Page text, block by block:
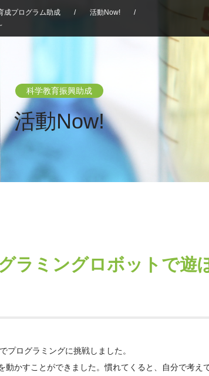
成プログラム助成 / 活動Now!
/
科学教育振興助成
活動Now!
ラミングロボットで遊
ログラミングに挑戦しました。
かすことができました。慣れてくると、自分で考え